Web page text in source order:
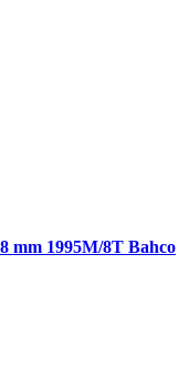
mm 1995M/8T Bahco